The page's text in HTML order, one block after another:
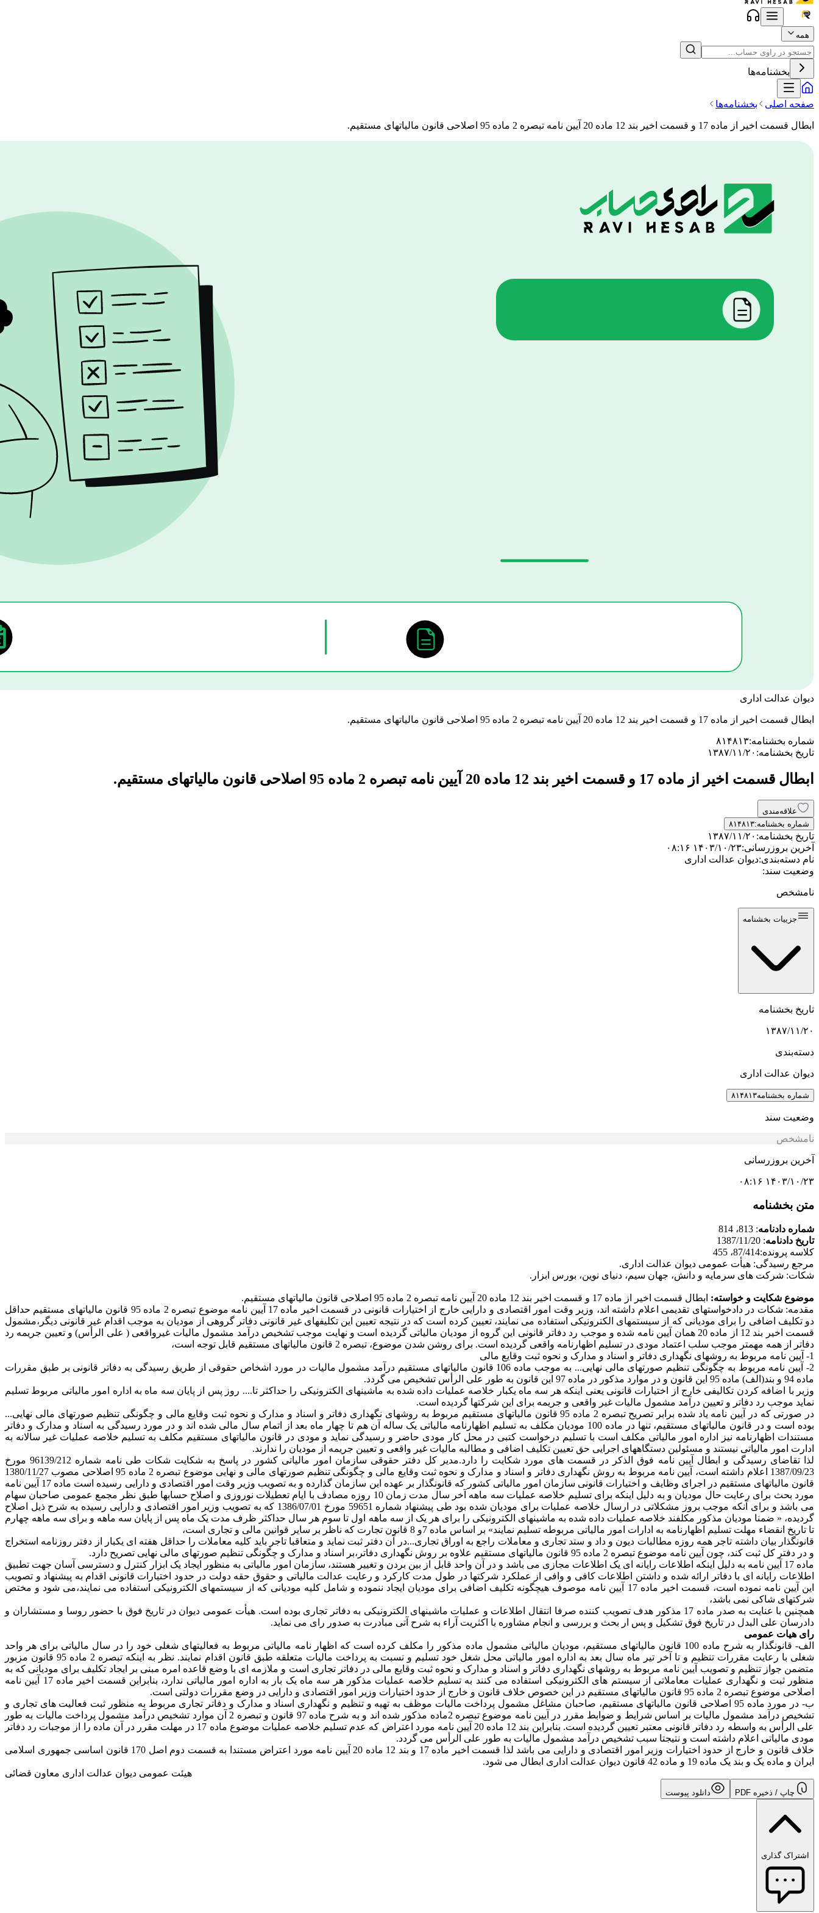
همه
بخشنامه‌ها
صفحه اصلی بخشنامه‌ها
ابطال قسمت اخیر از ماده 17 و قسمت اخیر بند 12 ماده 20 آیین نامه تبصره 2 ماده 95 اصلاحی قانون مالیاتهای مستقیم.
دیوان عدالت اداری
ابطال قسمت اخیر از ماده 17 و قسمت اخیر بند 12 ماده 20 آیین نامه تبصره 2 ماده 95 اصلاحی قانون مالیاتهای مستقیم.
شماره بخشنامه:۸۱۴۸۱۳
تاریخ بخشنامه: ۱۳۸۷/۱۱/۲۰
ابطال قسمت اخیر از ماده 17 و قسمت اخیر بند 12 ماده 20 آیین نامه تبصره 2 ماده 95 اصلاحی قانون مالیاتهای مستقیم.
علاقه‌مندی
شماره بخشنامه:۸۱۴۸۱۳
تاریخ بخشنامه: ۱۳۸۷/۱۱/۲۰
آخرین بروزرسانی:۱۴۰۳/۱۰/۲۳ ۰۸:۱۶
نام دسته‌بندی:دیوان عدالت اداری
وضعیت سند:
نامشخص
جزییات بخشنامه
تاریخ بخشنامه
۱۳۸۷/۱۱/۲۰
دسته‌بندی
دیوان عدالت اداری
شماره بخشنامه۸۱۴۸۱۳
وضعیت سند
نامشخص
آخرین بروزرسانی
۱۴۰۳/۱۰/۲۳ ۰۸:۱۶
متن بخشنامه
شماره دادنامه: 813، 814
تاریخ دادنامه: 1387/11/20
کلاسه پرونده:87/414، 455
مرجع رسیدگی: هیأت عمومی دیوان عدالت اداری.
شکات: شرکت های سرمایه و دانش، جهان سیم، دنیای نوین، بورس ابزار.
موضوع شکایت و خواسته: ابطال قسمت اخیر از ماده 17 و قسمت اخیر بند 12 ماده 20 آیین نامه تبصره 2 ماده 95 اصلاحی قانون مالیاتهای مستقیم.
مقدمه: شکات در دادخواستهای تقدیمی اعلام داشته اند، وزیر وقت امور اقتصادی و دارایی خارج از اختیارات قانونی در قسمت اخیر ماده 17 آیین نامه موضوع تبصره 2 ماده 95 قانون مالیاتهای مستقیم حداقل
دو تکلیف اضافی را برای مودیانی که از سیستمهای الکترونیکی استفاده می نمایند، تعیین کرده است که در نتیجه تعیین این تکلیفهای غیر قانونی دفاتر گروهی از مودیان به موجب اقدام غیر قانونی دیگر،مشمول
قسمت اخیر بند 12 از ماده 20 همان آیین نامه شده و موجب رد دفاتر قانونی این گروه از مودیان مالیاتی گردیده است و نهایت موجب تشخیص درآمد مشمول مالیات غیرواقعی ( علی الرأس) و تعیین جریمه رد
دفاتر از همه مهمتر موجب سلب اعتماد مودی در تسلیم اظهارنامه واقعی گردیده است. برای روشن شدن موضوع، تبصره 2 قانون مالیاتهای مستقیم قابل توجه است،
1- آیین نامه مربوط به روشهای نگهداری دفاتر و اسناد و مدارک و نحوه ثبت وقایع مالی
2- آیین نامه مربوط به چگونگی تنظیم صورتهای مالی نهایی... به موجب ماده 106 قانون مالیاتهای مستقیم درآمد مشمول مالیات در مورد اشخاص حقوقی از طریق رسیدگی به دفاتر قانونی بر طبق مقررات
ماده 94 و بند(الف) ماده 95 این قانون و در موارد مذکور در ماده 97 این قانون به طور علی الرأس تشخیص می گردد.
وزیر با اضافه کردن تکالیفی خارج از اختیارات قانونی یعنی اینکه هر سه ماه یکبار خلاصه عملیات داده شده به ماشینهای الکترونیکی را حداکثر تا.... روز پس از پایان سه ماه به اداره امور مالیاتی مربوط تسلیم
نماید موجب رد دفاتر و تعیین درآمد مشمول مالیات غیر واقعی و جریمه برای این شرکتها گردیده است.
در صورتی که در آیین نامه یاد شده برابر تصریح تبصره 2 ماده 95 قانون مالیاتهای مستقیم مربوط به روشهای نگهداری دفاتر و اسناد و مدارک و نحوه ثبت وقایع مالی و چگونگی تنظیم صورتهای مالی نهایی...
بوده است و در قانون مالیاتهای مستقیم، تنها در ماده 100 مودیان مکلف به تسلیم اظهارنامه مالیاتی یک ساله آن هم تا چهار ماه بعد از اتمام سال مالی شده اند و در مورد رسیدگی به اسناد و مدارک و دفاتر
مستندات اظهارنامه نیز اداره امور مالیاتی مکلف است با تسلیم درخواست کتبی در محل کار مودی حاضر و رسیدگی نماید و مودی در قانون مالیاتهای مستقیم مکلف به تسلیم خلاصه عملیات غیر سالانه به
ادارت امور مالیاتی نیستند و مسئولین دستگاههای اجرایی حق تعیین تکلیف اضافی و مطالبه مالیات غیر واقعی و تعیین جریمه از مودیان را ندارند.
لذا تقاضای رسیدگی و ابطال آیین نامه فوق الذکر در قسمت های مورد شکایت را دارد.مدیر کل دفتر حقوقی سازمان امور مالیاتی کشور در پاسخ به شکایت شکات طی نامه شماره 96139/212 مورخ
1387/09/23 اعلام داشته است، آیین نامه مربوط به روش نگهداری دفاتر و اسناد و مدارک و نحوه ثبت وقایع مالی و چگونگی تنظیم صورتهای مالی و نهایی موضوع تبصره 2 ماده 95 اصلاحی مصوب 1380/11/27
قانون مالیاتهای مستقیم در اجرای وظایف و اختیارات قانونی سازمان امور مالیاتی کشور که قانونگذار بر عهده این سازمان گذارده و به تصویب وزیر وقت امور اقتصادی و دارایی رسیده است ماده 17 آیین نامه
مورد بحث برای رعایت حال مودیان و به دلیل اینکه برای تسلیم خلاصه عملیات سه ماهه آخر سال مدت زمان 10 روزه مصادف با ایام تعطیلات نوروزی و اصلاح حسابها طبق نظر مجمع عمومی صاحبان سهام
می باشد و برای آنکه موجب بروز مشکلاتی در ارسال خلاصه عملیات برای مودیان شده بود طی پیشنهاد شماره 59651 مورخ 1386/07/01 که به تصویب وزیر امور اقتصادی و دارایی رسیده به شرح ذیل اصلاح
گردیده، « ضمنا مودیان مذکور مکلفند خلاصه عملیات داده شده به ماشینهای الکترونیکی را برای هر یک از سه ماهه اول تا سوم هر سال حداکثر ظرف مدت یک ماه پس از پایان سه ماهه و برای سه ماهه چهارم
تا تاریخ انقضاء مهلت تسلیم اظهارنامه به ادارات امور مالیاتی مربوطه تسلیم نمایند» بر اساس ماده 7و 8 قانون تجارت که ناظر بر سایر قوانین مالی و تجاری است،
قانونگذار بیان داشته تاجر همه روزه مطالبات دیون و داد و ستد تجاری و معاملات راجع به اوراق تجاری...در آن دفتر ثبت نماید و متعاقبا تاجر باید کلیه معاملات را حداقل هفته ای یکبار از دفتر روزنامه استخراج
و در دفتر کل ثبت کند، چون آیین نامه موضوع تبصره 2 ماده 95 قانون مالیاتهای مستقیم علاوه بر روش نگهداری دفاتر،بر اسناد و مدارک و چگونگی تنظیم صورتهای مالی نهایی تصریح دارد.
ماده 17 آیین نامه به دلیل اینکه اطلاعات رایانه ای یک اطلاعات مجازی می باشد و در آن واحد قابل از بین بردن و تغییر هستند، سازمان امور مالیاتی به منظور ایجاد یک ابزار کنترل و دسترسی آسان جهت تطبیق
اطلاعات رایانه ای با دفاتر ارائه شده و داشتن اطلاعات کافی و وافی از عملکرد شرکتها در طول مدت کارکرد و رعایت عدالت مالیاتی و حقوق حقه دولت در حدود اختیارات قانونی اقدام به پیشنهاد و تصویب
این آیین نامه نموده است، قسمت اخیر ماده 17 آیین نامه موصوف هیچگونه تکلیف اضافی برای مودیان ایجاد ننموده و شامل کلیه مودیانی که از سیستمهای الکترونیکی استفاده می نمایند،می شود و مختص
شرکتهای شاکی نمی باشد،
همچنین با عنایت به صدر ماده 17 مذکور هدف تصویب کننده صرفا انتقال اطلاعات و عملیات ماشینهای الکترونیکی به دفاتر تجاری بوده است. هیأت عمومی دیوان در تاریخ فوق با حضور روسا و مستشاران و
دادرسان علی البدل در تاریخ فوق تشکیل و پس ار بحث و بررسی و انجام مشاوره با اکثریت آراء به شرح آتی مبادرت به صدور رای می نماید.
رای هیات عمومی
الف- قانونگذار به شرح ماده 100 قانون مالیاتهای مستقیم، مودیان مالیاتی مشمول ماده مذکور را مکلف کرده است که اظهار نامه مالیاتی مربوط به فعالیتهای شغلی خود را در سال مالیاتی برای هر واحد
شغلی با رعایت مقررات تنظیم و تا آخر تیر ماه سال بعد به اداره امور مالیاتی محل شغل خود تسلیم و نسبت به پرداخت مالیات متعلقه طبق قانون اقدام نمایند. نظر به اینکه تبصره 2 ماده 95 قانون مزبور
متضمن جواز تنظیم و تصویب آیین نامه مربوط به روشهای نگهداری دفاتر و اسناد و مدارک و نحوه ثبت وقایع مالی در دفاتر تجاری است و ملازمه ای با وضع قاعده امره مبنی بر ایجاد تکلیف برای مودیانی که به
منظور ثبت و نگهداری عملیات معاملاتی از سیستم های الکترونیکی استفاده می کنند به تسلیم خلاصه عملیات مذکور هر سه ماه یک بار به اداره امور مالیاتی ندارد، بنابراین قسمت اخیر ماده 17 آیین نامه
اصلاحی موضوع تبصره 2 ماده 95 قانون مالیاتهای مستقیم در این خصوص خلاف قانون و خارج از حدود اختیارات وزیر امور اقتصادی و دارایی در وضع مقررات دولتی است.
ب- در مورد ماده 95 اصلاحی قانون مالیاتهای مستقیم، صاحبان مشاغل مشمول پرداخت مالیات موظف به تهیه و تنظیم و نگهداری اسناد و مدارک و دفاتر تجاری مربوط به منظور ثبت فعالیت های تجاری و
تشخیص درآمد مشمول مالیات بر اساس شرایط و ضوابط مقرر در آیین نامه موضوع تبصره 2ماده مذکور شده اند و به شرح ماده 97 قانون و تبصره 2 آن موارد تشخیص درآمد مشمول پرداخت مالیات به طور
علی الرأس به واسطه رد دفاتر قانونی معتبر تعیین گردیده است. بنابراین بند 12 ماده 20 آیین نامه مورد اعتراض که عدم تسلیم خلاصه عملیات موضوع ماده 17 در مهلت مقرر در آن ماده را از موجبات رد دفاتر
مودی مالیاتی اعلام داشته است و نتیجتا سبب تشخیص درآمد مشمول مالیات به طور علی الرأس می گردد.
خلاف قانون و خارج از حدود اختیارات وزیر امور اقتصادی و دارایی می باشد لذا قسمت اخیر ماده 17 و بند 12 ماده 20 آیین نامه مورد اعتراض مستندا به قسمت دوم اصل 170 قانون اساسی جمهوری اسلامی
ایران و ماده یک و بند یک ماده 19 و ماده 42 قانون دیوان عدالت اداری ابطال می شود.
هیئت عمومی دیوان عدالت اداری معاون قضائی
چاپ / ذخیره PDF دانلود پیوست
اشتراک گذاری